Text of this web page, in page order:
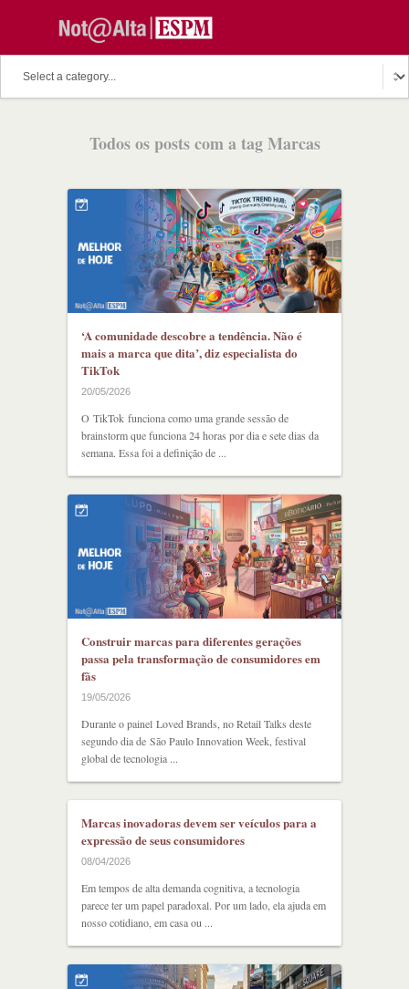
Todos os posts com a tag Marcas
‘A comunidade descobre a tendência. Não é
mais a marca que dita’, diz especialista do
TikTok
20/05/2026
O TikTok funciona como uma grande sessão de
brainstorm que funciona 24 horas por dia e sete dias da
semana. Essa foi a definição de ...
Construir marcas para diferentes gerações
passa pela transformação de consumidores em
fãs
19/05/2026
Durante o painel Loved Brands, no Retail Talks deste
segundo dia de São Paulo Innovation Week, festival
global de tecnologia ...
Marcas inovadoras devem ser veículos para a
expressão de seus consumidores
08/04/2026
Em tempos de alta demanda cognitiva, a tecnologia
parece ter um papel paradoxal. Por um lado, ela ajuda em
nosso cotidiano, em casa ou ...